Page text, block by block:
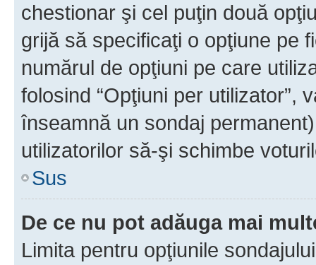
chestionar şi cel puţin două
grijă să specificaţi o opţiune pe
numărul de opţiuni pe care
folosind “Opţiuni per utilizator”,
înseamnă un sondaj
utilizatorilor să-şi schimbe
Sus
De ce nu pot adăuga mai
Limita pentru opţiunile